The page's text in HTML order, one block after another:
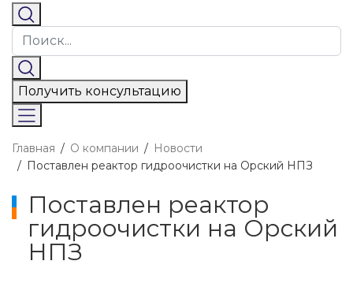
Получить консультацию
Главная О компании
Новости
Поставлен реактор гидроочистки на Орский НПЗ
Поставлен реактор
гидроочистки на Орский
НПЗ